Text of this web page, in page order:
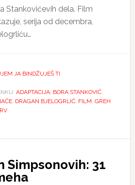
Stankovićevih dela. Film
serija od decembra,
JA BINDŽUJEŠ TI
ADAPTACIJA, BORA STANKOVIĆ,
, DRAGAN BJELOGRLIĆ, FILM GREH
Simpsonovih: 31